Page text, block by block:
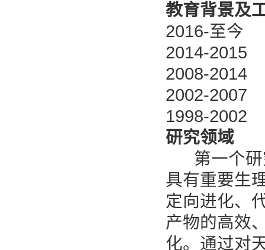
教育背景及
2016-至今
2014-2015
2008-2014
2002-2007
1998-
研究领域
第一个研
具有重要生
定向进化、
产物的高效
化。通过对